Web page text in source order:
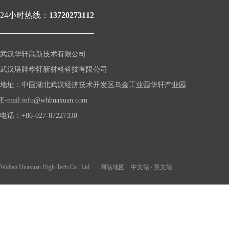
24小时热线： 13720273112
武汉华轩高新技术有限公司
武汉塔牌华轩新材料科技有限公司
地址：中国湖北武汉经济技术开发区乌金工业园华轩产业园
年
美
E-mail:info@whhuaxuan.com
电话：+86-027-87227330
Wuhan Huaxuan High-Tech Co., Ltd 网站地图 中文站 / 英文站